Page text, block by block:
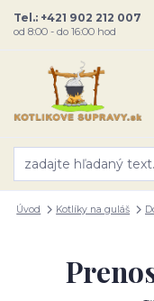
Tel.: +421 902 212 007
od 8:00 - do 16:00 hod
Úvod Kotlíky na guláš